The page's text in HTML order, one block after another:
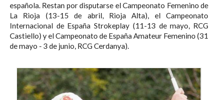
española. Restan por disputarse el Campeonato Femenino de
La Rioja (13-15 de abril, Rioja Alta), el Campeonato
Internacional de España Strokeplay (11-13 de mayo, RCG
Castiello) y el Campeonato de España Amateur Femenino (31
de mayo - 3 de junio, RCG Cerdanya).